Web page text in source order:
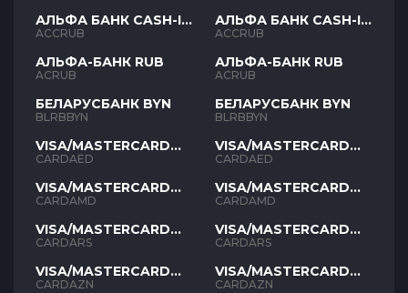
АЛЬФА БАНК CASH-IN
RUB
ACCRUB
АЛЬФА-БАНК RUB
ACRUB
БЕЛАРУСБАНК BYN
BLRBBYN
VISA/MASTERCARD
AED
CARDAED
VISA/MASTERCARD
AMD
CARDAMD
VISA/MASTERCARD
ARS
CARDARS
VISA/MASTERCARD
AZN
CARDAZN
АЛЬФА БАНК CASH-IN
RUB
ACCRUB
АЛЬФА-БАНК RUB
ACRUB
БЕЛАРУСБАНК BYN
BLRBBYN
VISA/MASTERCARD
AED
CARDAED
VISA/MASTERCARD
AMD
CARDAMD
VISA/MASTERCARD
ARS
CARDARS
VISA/MASTERCARD
AZN
CARDAZN